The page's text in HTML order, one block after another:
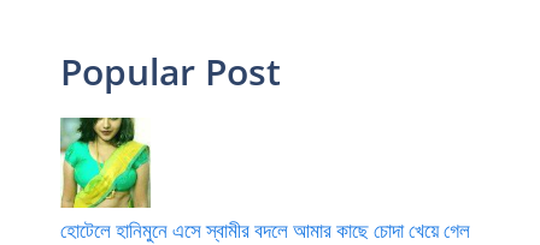
Popular Post
হোটেলে হানিমুনে এসে স্বামীর বদলে আমার কাছে চোদা খেয়ে গেল